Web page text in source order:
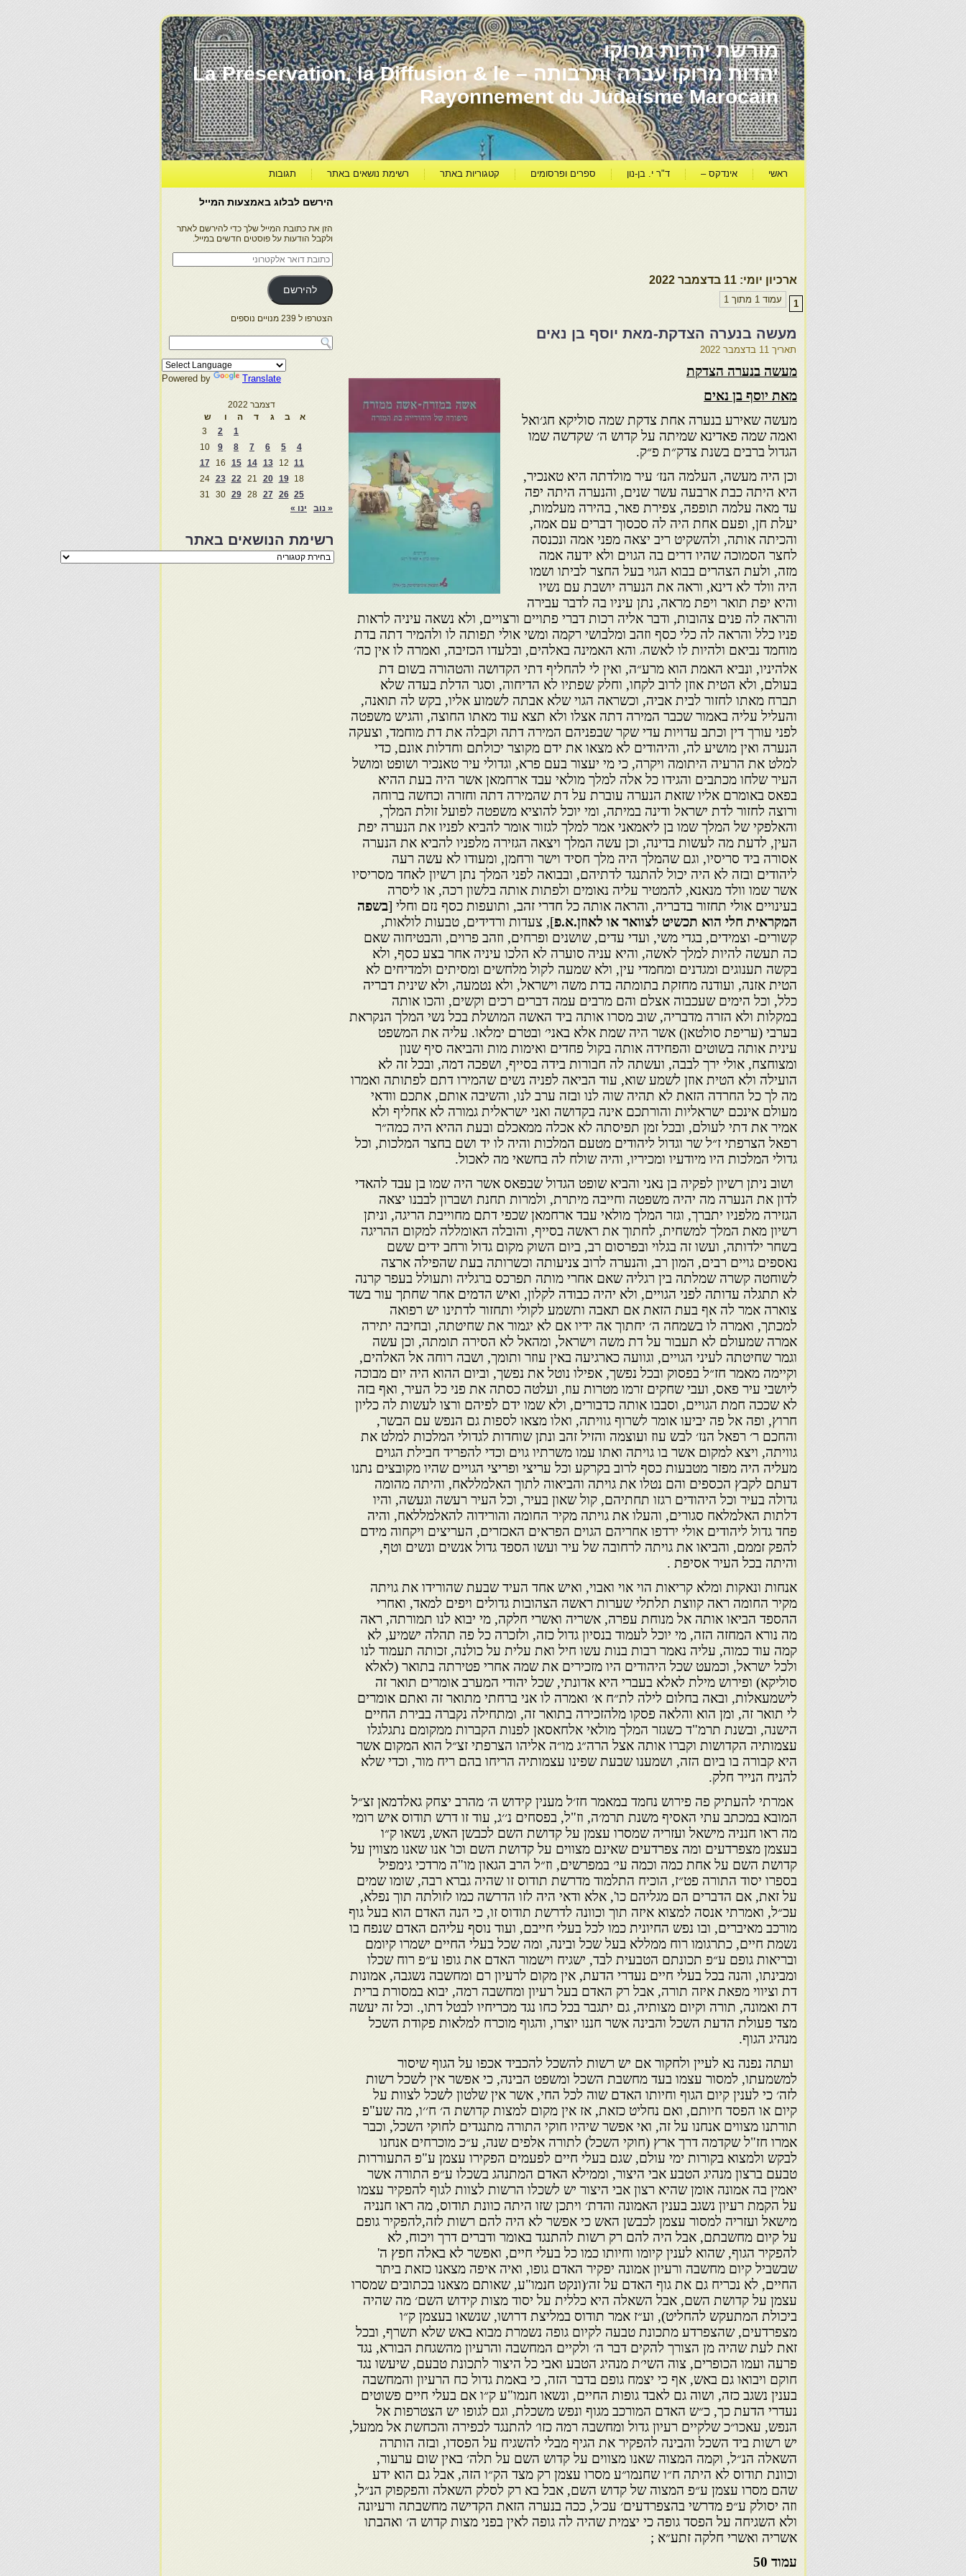
מורשת יהדות מרוקו
יהדות מרוקו עברה ותרבותה – La Préservation, la Diffusion & le
Rayonnement du Judaïsme Marocain
ראשי אינדקס – ד"ר י. בן-נון ספרים ופרסומים קטגוריות באתר רשימת נושאים באתר תגובות
ארכיון יומי: 11 בדצמבר 2022
עמוד 1 מתוך 1 1
מעשה בנערה הצדקת-מאת יוסף בן נאים
תאריך 11 בדצמבר 2022
מעשה בנערה הצדקת
מאת יוסף בן נאים
מעשה שאירע בנערה אחת צדקת שמה סוליקא חג׳ואל
ואמה שמה פאדינא שמיתה על קדוש ה׳ שקדשה שמו
הגדול ברבים בשנת צדק״ת פ״ק.
וכן היה מעשה, העלמה הנז׳ עיר מולדתה היא טאנכיר,
היא היתה כבת ארבעה עשר שנים, והנערה היתה יפה
עד מאה עלמה תופפה, צפירת פאר, בהירה מעלמות,
יעלת חן, ופעם אחת היה לה סכסוך דברים עם אמה,
והכיתה אותה, ולהשקיט ריב יצאה מפני אמה ונכנסה
לחצר הסמוכה שהיו דרים בה הגוים ולא ידעה אמה
מזה, ולעת הצהרים בבוא הגוי בעל החצר לביתו ושמו
היה וולד לא דינא, וראה את הנערה יושבת עם נשיו
והיא יפת תואר ויפת מראה, נתן עיניו בה לדבר עבירה
והראה לה פנים צהובות, ודבר אליה רכות דברי פתויים ורצויים, ולא נשאה עיניה לראות
פניו כלל והראה לה כלי כסף וזהב ומלבושי רקמה ומשי אולי תפותה לו ולהמיר דתה בדת
מוחמד נביאם ולהיות לו לאשה׳ והא האמינה באלהים, ובלעדו הכזיבה, ואמרה לו אין כה׳
אלהיניו, ונביא האמת הוא מרע״ה, ואין לי להחליף דתי הקדושה והטהורה בשום דת
בעולם, ולא הטית אוזן לרוב לקחו, וחלק שפתיו לא הדיחוה, וסגר הדלת בעדה שלא
תברח מאתו לחזור לבית אביה, וכשראה הגוי שלא אבתה לשמוע אליו, בקש לה תואנה,
והעליל עליה באמור שכבר המירה דתה אצלו ולא תצא עוד מאתו החוצה, והגיש משפטה
לפני עורך דין וכתב עדויות עדי שקר שבפניהם המירה דתה וקבלה את דת מוחמד, וצעקה
הנערה ואין מושיע לה, והיהודים לא מצאו את ידם מקוצר יכולתם וחדלות אונם, כדי
למלט את הרעיה היתומה ויקרה, כי מי יעצור בעם פרא, וגדולי עיר טאנכיר ושופט ומושל
העיר שלחו מכתבים והגידו כל אלה למלך מולאי עבד ארחמאן אשר היה בעת ההיא
בפאס באומרם אליו שזאת הנערה עוברת על דת שהמירה דתה וחזרה וכחשה ברוחה
ורוצה לחזור לדת ישראל ודינה במיתה, ומי יוכל להוציא משפטה לפועל זולת המלך,
והאלפקי של המלך שמו בן ליאמאני אמר למלך לגזור אומר להביא לפניו את הנערה יפת
העין, לדעת מה לעשות בדינה, וכן עשה המלך ויצאה הגזירה מלפניו להביא את הנערה
אסורה ביד סריסיו, וגם שהמלך היה מלך חסיד וישר ורחמן, ומעודו לא עשה רעה
ליהודים ובזה לא היה יכול להתנגד לדתיהם, ובבואה לפני המלך נתן רשיון לאחד מסריסיו
אשר שמו וולד מנאנא, להמטיר עליה נאומים ולפתות אותה בלשון רכה, או ליסרה
בעינויים אולי תחזור בדבריה, והראה אותה כל חדרי זהב, ותועפות כסף נזם וחלי [בשפה
המקראית חלי הוא תכשיט לצוואר או לאוזן.א.פ], צעדות ורדידים, טבעות לולאות,
קשורים- וצמידים, בגדי משי, ועדי עדים, שושנים ופרחים, וזהב פרוים, והבטיחוה שאם
כה תעשה להיות למלך לאשה, והיא עניה סוערה לא הלכו עיניה אחר בצע כסף, ולא
בקשה תענוגים ומגדנים ומחמדי עין, ולא שמעה לקול מלחשים ומסיתים ולמדיחים לא
הטית אזנה, ועודנה מחזקת בתומתה בדת משה וישראל, ולא נטמעה, ולא שינית דבריה
כלל, וכל הימים שעכבוה אצלם והם מרבים עמה דברים רכים וקשים, והכו אותה
במקלות ולא הזרה מדבריה, שוב מסרו אותה ביד האשה המושלת בכל נשי המלך הנקראת
בערבי (עריפת סולטאן) אשר היה שמת אלא באני׳ ובטרם ימלאו. עליה את המשפט
עינית אותה בשוטים והפחידה אותה בקול פחדים ואימות מות והביאה סיף שנון
ומצוחצח, אולי ירך לבבה, ועשתה לה חבורות בידה בסייף, ושפכה דמה, ובכל זה לא
הועילה ולא הטית אוזן לשמע שוא, עוד הביאה לפניה נשים שהמירו דתם לפתותה ואמרו
מה לך כל החרדה הזאת לא תהיה שוה לנו ובזה ערב לנו, והשיבה אותם, אתכם וודאי
מעולם אינכם ישראליות והורתכם אינה בקדושה ואני ישראלית גמורה לא אחליף ולא
אמיר את דתי לעולם, ובכל זמן תפיסתה לא אכלה ממאכלם ובעת ההיא היה כמה״ר
רפאל הצרפתי ז״ל שר וגדול ליהודים מטעם המלכות והיה לו יד ושם בחצר המלכות, וכל
גדולי המלכות היו מיודעיו ומכיריו, והיה שולח לה בחשאי מה לאכול.
ושוב ניתן רשיון לפקיה בן נאני והביא שופט הגדול שבפאס אשר היה שמו בן עבד להאדי
לדון את הנערה מה יהיה משפטה וחייבה מיתרת, ולמרות תחנת ושברון לבבנו יצאה
הגזירה מלפניו יתברך, וגזר המלך מולאי עבד ארחמאן שכפי דתם מחוייבת הריגה, וניתן
רשיון מאת המלך למשחית, לחתוך את ראשה בסייף, והובלה האומללה למקום ההריגה
בשחר ילדותה, ועשו זה בגלוי ובפרסום רב, ביום השוק מקום גדול ורחב ידים ששם
נאספים גויים רבים, המון רב, והנערה לרוב צניעותה וכשרותה בעת שהפילה ארצה
לשוחטה קשרה שמלתה בין רגליה שאם אחרי מותה תפרכס ברגליה ותעולל בעפר קרנה
לא תתגלה עדותה לפני הגויים, ולא יהיה כבודה לקלון, ואיש הדמים אחר שחתך עור בשד
צוארה אמר לה אף בעת הזאת אם תאבה ותשמע לקולי ותחזור לדתינו יש רפואה
למכתך, ואמרה לו בשמחה ה׳ יחתוך אה ידיו אם לא יגמור את שחיטתה, ובחיבה יתירה
אמרה שמעולם לא תעבור על דת משה וישראל, ומהאל לא הסירה תומתה, וכן עשה
וגמר שחיטתה לעיני הגויים, וגוועה כארגיעה באין עוזר ותומך, ושבה רוחה אל האלהים,
וקיימה מאמר חז״ל בפסוק ובכל נפשך, אפילו נוטל את נפשך, וביום ההוא היה יום מבוכה
ליושבי עיר פאס, ועבי שחקים זרמו מטרות עוז, ועלטה כסתה את פני כל העיר, ואף בזה
לא שככה חמת הגויים, וסבבו אותה כדבורים, ולא שמו ידם לפיהם ורצו לעשות לה כליון
חרוץ, ופה אל פה יביעו אומר לשרוף גוויתה, ואלו מצאו לספות גם הנפש עם הבשר,
והחכם ר׳ רפאל הנז׳ לבש עוז ועוצמה והזיל זהב ונתן שוחדות לגדולי המלכות למלט את
גוויתה, ויצא למקום אשר בו גויתה ואתו עמו משרתיו גוים וכדי להפריד חבילת הגוים
מעליה היה מפזר מטבעות כסף לרוב בקרקע וכל עריצי ופריצי הגויים שהיו מקובצים נתנו
דעתם לקבץ הכספים והם נטלו את גויתה והביאוה לתוך האלמללאח, והיתה מהומה
גדולה בעיר וכל היהודים רגזו תחתיהם, קול שאון בעיר, וכל העיר רעשה וגעשה, והיו
דלתות האלמלאח סגורים, והעלו את גויתה מקיר החומה והורידוה להאלמללאח, והיה
פחד גדול ליהודים אולי ירדפו אחריהם הגוים הפראים האכזרים, העריצים ויקחוה מידם
להפק זממם, והביאו את גויתה לרחובה של עיר ועשו הספד גדול אנשים ונשים וטף,
והיתה בכל העיר אסיפת .
אנחות ונאקות ומלא קריאות הוי אוי ואבוי, ואיש אחד העיד שבעת שהורידו את גויתה
מקיר החומה ראה קווצת תלתלי שערות ראשה הצהובות גדולים ויפים למאד, ואחרי
ההספד הביאו אותה אל מנוחת עפרה, אשריה ואשרי חלקה, מי יבוא לנו תמורתה, ראה
מה נורא המחזה הזה, מי יוכל לעמוד בנסיון גדול כזה, ולזכרה כל פה תהלה ישמיע, לא
קמה עוד כמוה, עליה נאמר רבות בנות עשו חיל ואת עלית על כולנה, זכותה תעמוד לנו
ולכל ישראל, וכמעט שכל היהודים היו מזכירים את שמה אחרי פטירתה בתואר (לאלא
סוליקא) ופירוש מילת לאלא בעברי היא אדונתי, שכל יהודי המערב אומרים תואר זה
לישמעאלות, ובאה בחלום לילה לת״ח א׳ ואמרה לו אני ברחתי מתואר זה ואתם אומרים
לי תואר זה, ומן הוא והלאה פסקו מלהזכירה בתואר זה, ומתחילה נקברה בבירת החיים
הישנה, ובשנת תרמ"ד כשגזר המלך מולאי אלחאסאן לפנות הקברות ממקומם נתגלגלו
עצמותיה הקדושות וקברו אותה אצל הרה״ג מו״ה אליהו הצרפתי זצ״ל הוא המקום אשר
היא קבורה בו ביום הזה, ושמענו שבעת שפינו עצמותיה הריחו בהם ריח מור, וכדי שלא
להניח הנייר חלק.
אמרתי להעתיק פה פירוש נחמד במאמר חז׳ל מענין קידוש ה׳ מהרב יצחק גאלדמאן זצ״ל
המובא במכתב עתי האסיף משנת תרמ׳ה, וז"ל, בפסחים נ׳׳ג, עוד זו דרש תודוס איש רומי
מה ראו חנניה מישאל ועזריה שמסרו עצמן על קדושת השם לכבשן האש, נשאו ק״ו
בעצמן מצפרדעים ומה צפרדעים שאינם מצווים על קדושת השם וכו' אנו שאנו מצווין על
קדושת השם על אחת כמה וכמה עי׳ במפרשים, וז״ל הרב הגאון מו"ה מרדכי גימפיל
בספרו יסוד התורה פט״ז, הוכיח התלמוד מדרשת תודוס זו שהיה גברא רבה, שומו שמים
על זאת, אם הדברים הם מגליהם כו', אלא ודאי היה לזו הדרשה כמו לזולתה תוך נפלא,
עכ״ל, ואמרתי אנסה למצוא איזה תוך וכוונה לדרשת תודוס זו, כי הנה האדם הוא בעל גוף
מורכב מאיברים, ובו נפש החיונית כמו לכל בעלי חייבם, ועוד נוסף עליהם האדם שנפח בו
נשמת חיים, כתרגומו רוח ממללא בעל שכל ובינה, ומה שכל בעלי החיים ישמרו קיומם
ובריאות גופם ע״פ תכונתם הטבעית לבד, ישגיח וישמור האדם את גופו ע״פ רוח שכלו
ומבינתו, והנה בכל בעלי חיים נעדרי הדעת, אין מקום לרעיון רם ומחשבה נשגבה, אמונות
דת וציווי מפאת איזה תורה, אבל רק האדם בעל רעיון ומחשבה רמה, יבוא במסורת ברית
דת ואמונה, תורה וקיום מצותיה, גם יתגבר בכל כחו נגד מכריחיו לבטל דתו,. וכל זה יעשה
מצד פעולת הדעת השכל והבינה אשר חננו יוצרו, והגוף מוכרח למלאות פקודת השכל
מנהיג הגוף.
ועתה נפנה נא לעיין ולחקור אם יש רשות להשכל להכביד אכפו על הגוף שיסור
למשמעתו, למסור עצמו בעד מחשבת השכל ומשפט הבינה, כי אפשר אין לשכל רשות
לזה׳ כי לענין קיום הגוף וחיותו האדם שוה לכל החי, אשר אין שלטון לשכל לצוות על
קיום או הפסד חיותם, ואם נחליט כזאת, אז אין מקום למצות קדושת ה׳ ח׳׳ו, מה שע"פ
תורתנו מצווים אנחנו על זה, ואי אפשר שיהיו חוקי התורה מתנגדים לחוקי השכל, וכבר
אמרו חז"ל שקדמה דרך ארץ (חוקי השכל) לתורה אלפים שנה, ע״כ מוכרחים אנחנו
לבקש ולמצוא בקורות ימי עולם, שגם בעלי חיים לפעמים הפקירו עצמן ע"פ התעוררות
טבעם ברצון מנהיג הטבע אבי היצור, וממילא האדם המתנהג בשכלו ע״פ התורה אשר
יאמין בה אמונה אומן שהיא רצון אבי היצור יש לשכלו הרשות לצוות לגוף להפקיר עצמו
על הקמת רעיון נשגב בענין האמונה והדת׳ ויתכן שזו היתה כוונת תודוס, מה ראו חנניה
מישאל ועזריה למסור עצמן לכבשן האש כי אפשר לא היה להם רשות לזה,להפקיר גופם
על קיום מחשבתם, אבל היה להם רק רשות להתנגד באומר ודברים דרך ויכוח, לא
להפקיר הגוף, שהוא לענין קיומו וחיותו כמו כל בעלי חיים, ואפשר לא באלה חפץ ה'
שבשביל קיום מחשבה ורעיון אמונה יפקיר האדם גופו, ואיה איפה מצאנו כזאת ביתר
החיים, לא נכריח גם את גוף האדם על זה׳(ונקט חנמו"ע, שאותם מצאנו בכתובים שמסרו
עצמן על קדושת השם, אבל השאלה היא כללית על יסוד מצות קידוש השם׳ מה שהיה
ביכולת המתעקש להחליט), וע״ז אמר תודוס במליצת דרושו, שנשאו בעצמן ק״ו
מצפרדעים, שהצפרדע מתכונת טבעה לקיום גופה נשמרת מבוא באש שלא תשרף, ובכל
זאת לעת שהיה מן הצורך להקים דבר ה׳ ולקיים המחשבה והרעיון מהשגחת הבורא, נגד
פרעה ועמו הכופרים, צוה השי׳ת מנהיג הטבע ואבי כל היצור לתכונת טבעם, שיעשו נגד
חוקם ויבואו גם באש, אף כי יצמח גופם בדבר הזה, כי באמת גדול כח הרעיון והמחשבה
בענין נשגב כזה, ושוה גם לאבד גופות החיים, ונשאו חנמו"ע ק״ו אם בעלי חיים פשוטים
נעדרי הדעת כך, כ״ש האדם המורכב מגוף ונפש משכלת, וגם לגופו יש הצטרפות אל
הנפש, עאכו״כ שלקיים רעיון גדול ומחשבה רמה כזו׳ להתנגד לכפירה והכחשת אל ממעל,
יש רשות ביד השכל והבינה להפקיר את הגיף מבלי להשגיח על הפסדו, ובזה הותרה
השאלה הנ״ל, וקמה המצוה שאנו מצווים על קדוש השם על תלה׳ באין שום ערעור,
וכוונת תודוס לא היתה ח״ו שחנמו״ע מסרו עצמן רק מצד הק״ו הזה, אבל גם הוא ידע
שהם מסרו עצמן ע״פ המצוה של קדוש השם, אבל בא רק לסלק השאלה והפקפוק הנ״ל,
וזה יסולק ע״פ מדרשי בהצפרדעים׳ עכ׳ל, ככה בנערה הזאת הקדישה מחשבתה ורעיונה
ולא השגיחה על הפסד גופה כי יצמית שהיה לה גופה לאין בפני מצות קדוש ה׳ ואהבתו
אשריה ואשרי חלקה זתע״א ;
עמוד 50
הירשם לבלוג באמצעות המייל
הזן את כתובת המייל שלך כדי להירשם לאתר
ולקבל הודעות על פוסטים חדשים במייל.
כתובת
דואר
אלקטרוני
להירשם
הצטרפו ל 239 מנויים נוספים
Powered by Translate
דצמבר 2022
א
ב ג ד ה ו
ש
1
2
3
4
5
6
7
8
9
10
11
12
13
14
15
16
17
18
19
20
21
22
23
24
25
26
27
28
29
30
31
« נוב
ינו »
רשימת הנושאים באתר
רשימת
הנושאים